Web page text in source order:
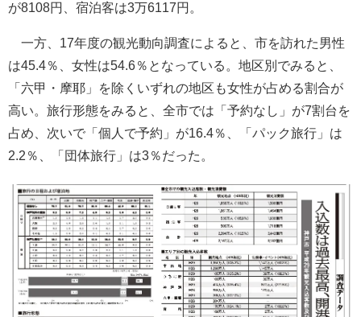
が8108円、宿泊客は3万6117円。
一方、17年度の観光動向調査によると、市を訪れた男性
は45.4％、女性は54.6％となっている。地区別でみると、
「六甲・摩耶」を除くいずれの地区も女性が占める割合が
高い。旅行形態をみると、全市では「予約なし」が7割台を
占め、次いで「個人で予約」が16.4％、「パック旅行」は
2.2％、「団体旅行」は3％だった。